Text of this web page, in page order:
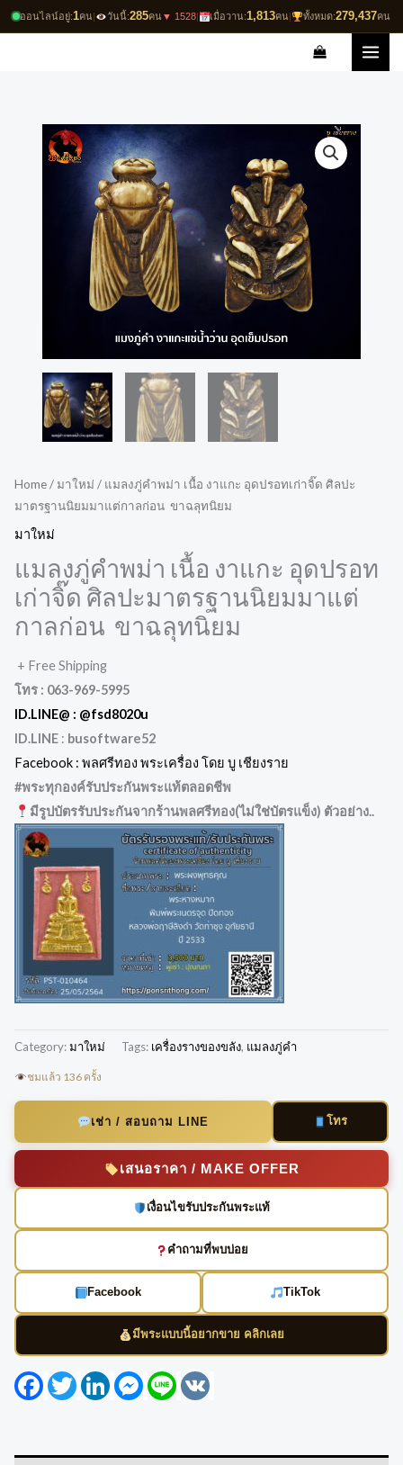
ออนไลน์อยู่:1คน| วันนี้:285คน▼ 1528| เมื่อวาน:1,813คน| ทั้งหมด:279,437คน
Skip
to
Home/ มาใหม่ / แมลงภู่คำพม่า เนื้อ งาแกะ อุดปรอทเก่าจิ๊ด ศิลปะ
มาตรฐานนิยมมาแต่กาลก่อน ขาฉลุทนิยม
มาใหม่
แมลงภู่คำพม่า เนื้อ งาแกะ อุดปรอท
เก่าจิ๊ด ศิลปะมาตรฐานนิยมมาแต่
กาลก่อน ขาฉลุทนิยม
+ Free Shipping
โทร : 063-969-5995
ID.LINE@ : @fsd8020u
ID.LINE : busoftware52
Facebook : พลศรีทอง พระเครื่อง โดย บู เชียงราย
#พระทุกองค์รับประกันพระแท้ตลอดชีพ
มีรูปบัตรรับประกันจากร้านพลศรีทอง(ไม่ใช่บัตรแข็ง) ตัวอย่าง..
Category:มาใหม่ Tags: เครื่องรางของขลัง, แมลงภู่คำ
ชมแล้ว 136 ครั้ง
เช่า / สอบถาม LINE โทร
เสนอราคา / MAKE OFFER
เงื่อนไขรับประกันพระแท้
คำถามที่พบบ่อย
Facebook TikTok
มีพระแบบนี้อยากขาย คลิกเลย
FacebookTwitterLinkedInMessenger
Line